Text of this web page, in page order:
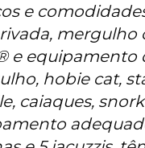
e
mergulho
e equipamento
hobie cat,
caiaques,